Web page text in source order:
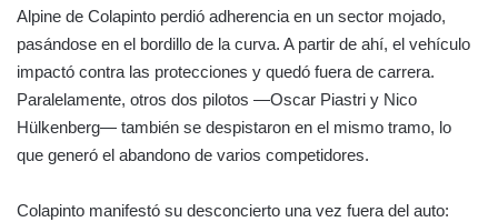
Alpine de Colapinto perdió adherencia en un sector mojado,
pasándose en el bordillo de la curva. A partir de ahí, el vehículo
impactó contra las protecciones y quedó fuera de carrera.
Paralelamente, otros dos pilotos —Oscar Piastri y Nico
Hülkenberg— también se despistaron en el mismo tramo, lo
que generó el abandono de varios competidores.
Colapinto manifestó su desconcierto una vez fuera del auto: